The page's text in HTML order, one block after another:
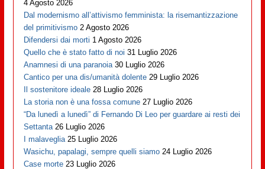
4 Agosto 2026
Dal modernismo all’attivismo femminista: la risemantizzazione
del primitivismo 2 Agosto 2026
Difendersi dai morti 1 Agosto 2026
Quello che è stato fatto di noi 31 Luglio 2026
Anamnesi di una paranoia 30 Luglio 2026
Cantico per una dis/umanità dolente 29 Luglio 2026
Il sostenitore ideale 28 Luglio 2026
La storia non è una fossa comune 27 Luglio 2026
“Da lunedì a lunedì” di Fernando Di Leo per guardare ai resti dei
Settanta 26 Luglio 2026
I malaveglia 25 Luglio 2026
Wasichu, papalagi, sempre quelli siamo 24 Luglio 2026
Case morte 23 Luglio 2026